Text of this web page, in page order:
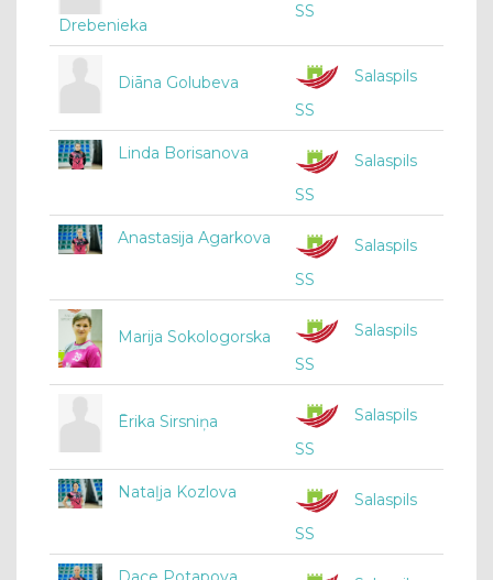
Drebenieka
SS
Diāna Golubeva
Salaspils
SS
Linda Borisanova
Salaspils
SS
Anastasija Agarkova
Salaspils
SS
Marija Sokologorska
Salaspils
SS
Ērika Sirsniņa
Salaspils
SS
Nataļja Kozlova
Salaspils
SS